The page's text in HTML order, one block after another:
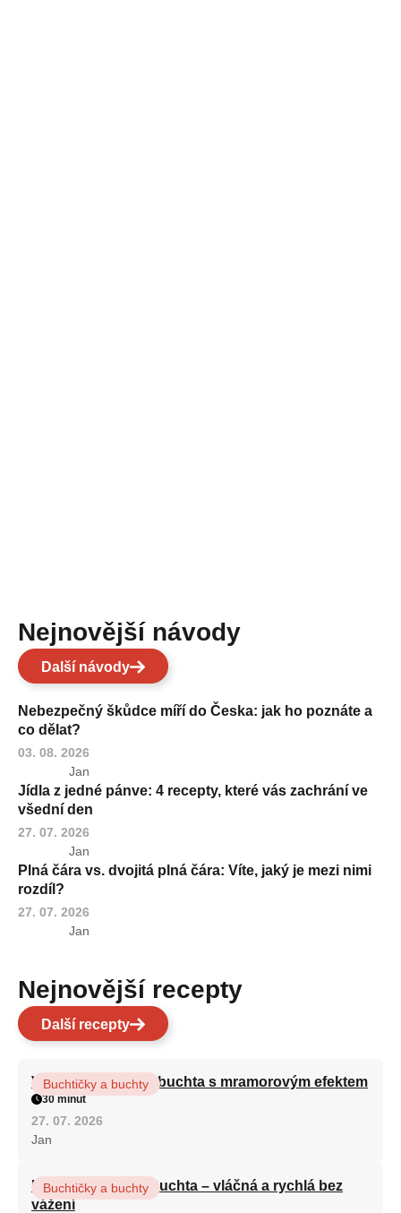
Nejnovější návody
Další návody
Nebezpečný škůdce míří do Česka: jak ho poznáte a
co dělat?
03. 08. 2026
Jan
Jídla z jedné pánve: 4 recepty, které vás zachrání ve
všední den
27. 07. 2026
Jan
Plná čára vs. dvojitá plná čára: Víte, jaký je mezi nimi
rozdíl?
27. 07. 2026
Jan
Nejnovější recepty
Další recepty
Vláčná olejová litá buchta s mramorovým efektem
Buchtičky a buchty
30 minut
27. 07. 2026
Jan
Hrnková maková buchta – vláčná a rychlá bez
vážení
Buchtičky a buchty